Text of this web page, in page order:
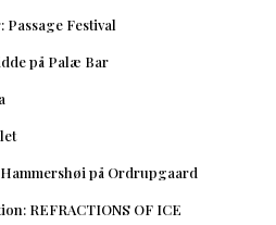
Passage Festival
på Palæ Bar
på Ordrupgaard
REFRACTIONS OF ICE